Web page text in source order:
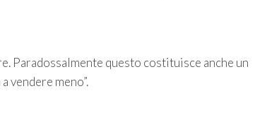
questo costituisce anche un
vendere meno”.